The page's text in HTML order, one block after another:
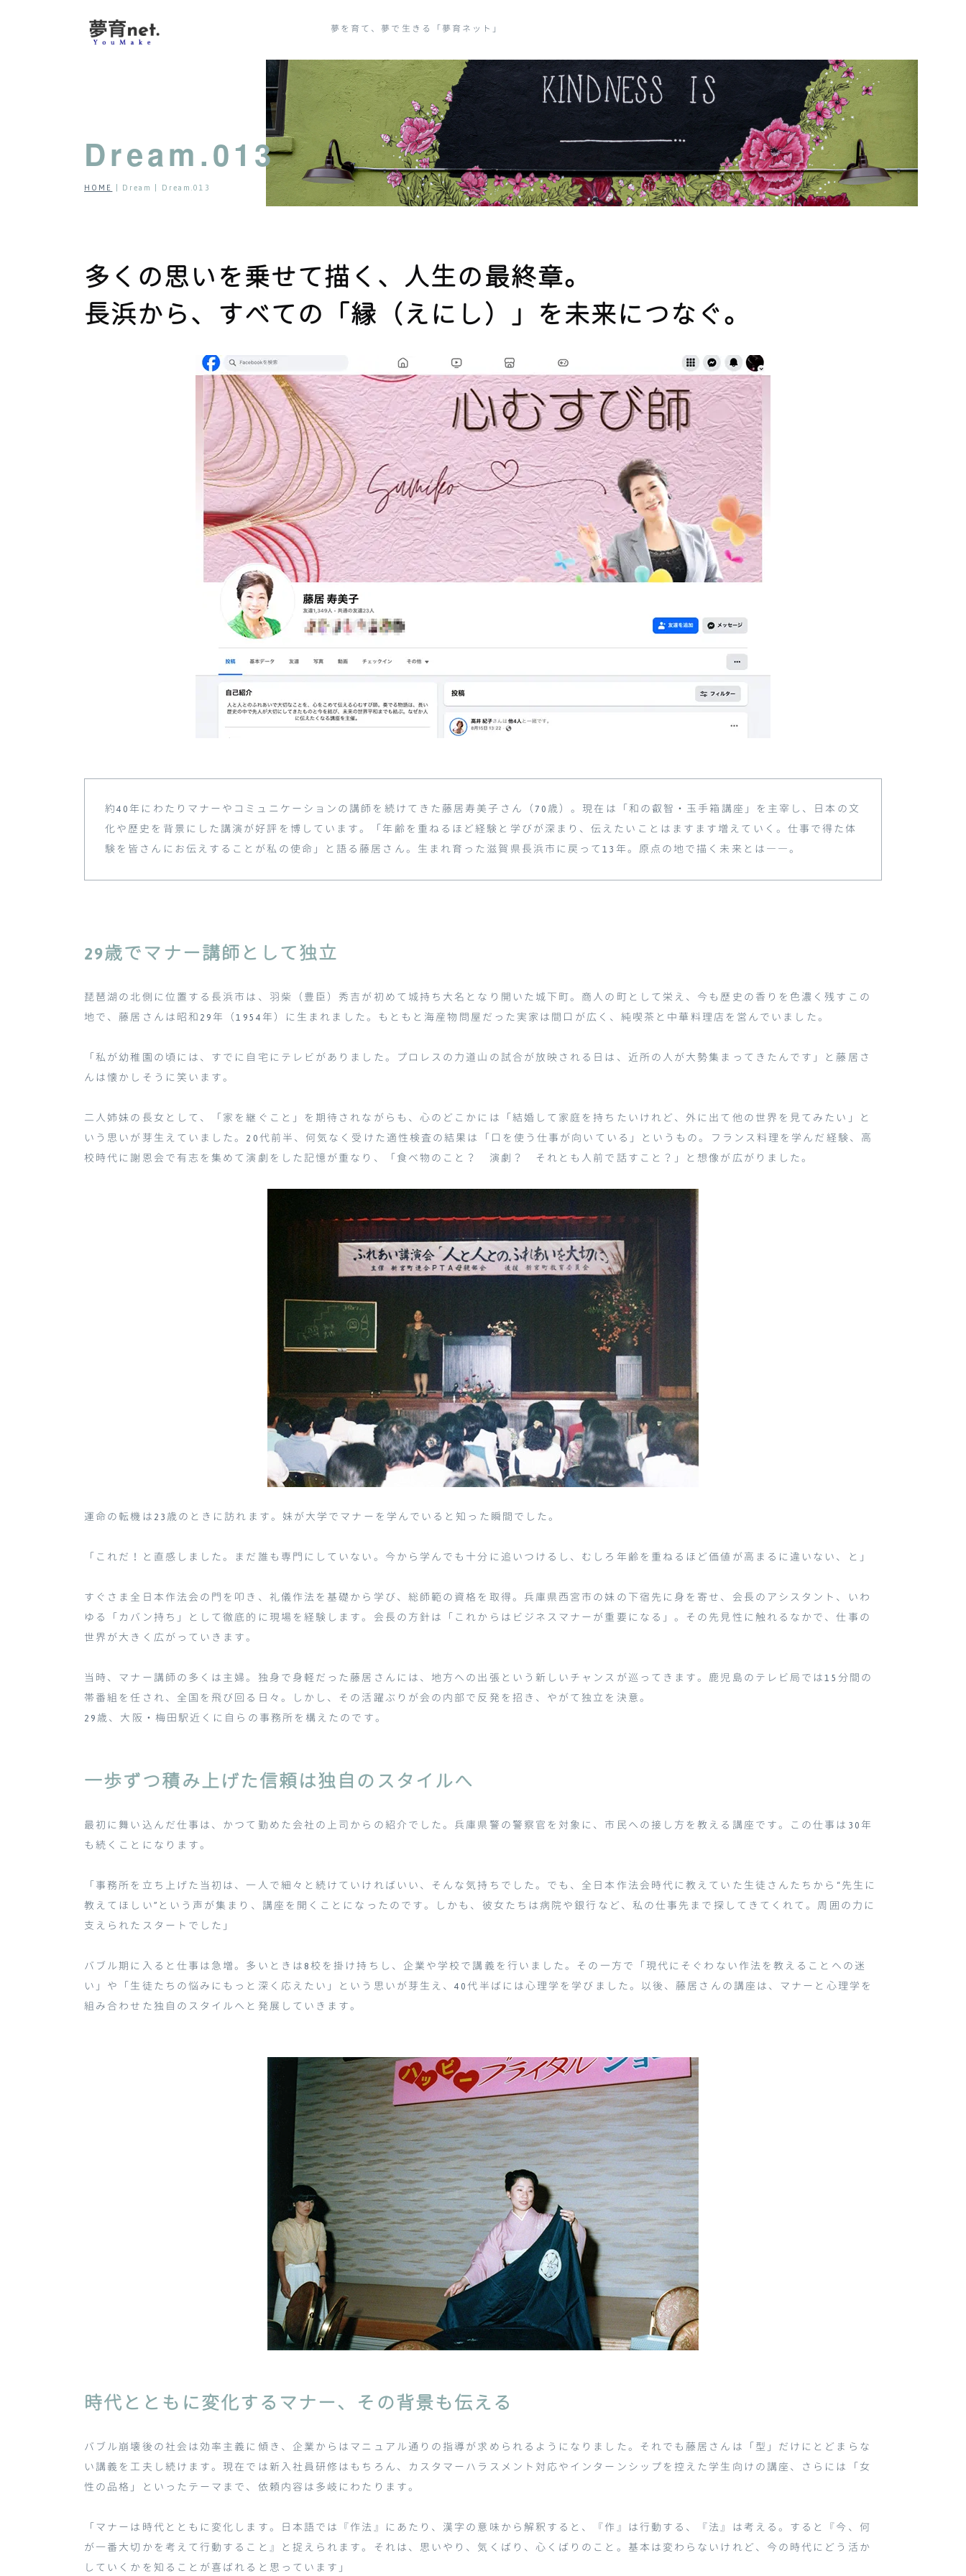
夢を育て、夢で生きる「夢育ネット」
Dream.013
HOME | Dream | Dream.013
多くの思いを乗せて描く、人生の最終章。
長浜から、すべての「縁（えにし）」を未来につなぐ。
約40年にわたりマナーやコミュニケーションの講師を続けてきた藤居寿美子さん（70歳）。現在は「和の叡智・玉手箱講座」を主宰し、日本の文
化や歴史を背景にした講演が好評を博しています。「年齢を重ねるほど経験と学びが深まり、伝えたいことはますます増えていく。仕事で得た体
験を皆さんにお伝えすることが私の使命」と語る藤居さん。生まれ育った滋賀県長浜市に戻って13 年。原点の地で描く未来とは――。
29歳でマナー講師として独立
琵琶湖の北側に位置する長浜市は、羽柴（豊臣）秀吉が初めて城持ち大名となり開いた城下町。商人の町として栄え、今も歴史の香りを色濃く残すこの
地で、藤居さんは昭和29年（1954年）に生まれました。もともと海産物問屋だった実家は間口が広く、純喫茶と中華料理店を営んでいました。
「私が幼稚園の頃には、すでに自宅にテレビがありました。プロレスの力道山の試合が放映される日は、近所の人が大勢集まってきたんです」と藤居さ
んは懐かしそうに笑います。
二人姉妹の長女として、「家を継ぐこと」を期待されながらも、心のどこかには「結婚して家庭を持ちたいけれど、外に出て他の世界を見てみたい」と
いう思いが芽生えていました。 20代前半、何気なく受けた適性検査の結果は「口を使う仕事が向いている」というもの。フランス料理を学んだ経験、高
校時代に謝恩会で有志を集めて演劇をした記憶が重なり、「食べ物のこと？ 演劇？ それとも人前で話すこと？」と想像が広がりました。
運命の転機は23歳のときに訪れます。妹が大学でマナーを学んでいると知った瞬間でした。
「これだ！と直感しました。まだ誰も専門にしていない。今から学んでも十分に追いつけるし、むしろ年齢を重ねるほど価値が高まるに違いない、と」
すぐさま全日本作法会の門を叩き、礼儀作法を基礎から学び、総師範の資格を取得。兵庫県西宮市の妹の下宿先に身を寄せ、会長のアシスタント、いわ
ゆる「カバン持ち」として徹底的に現場を経験します。会長の方針は「これからはビジネスマナーが重要になる」。その先見性に触れるなかで、仕事の
世界が大きく広がっていきます。
当時、マナー講師の多くは主婦。独身で身軽だった藤居さんには、地方への出張という新しいチャンスが巡ってきます。鹿児島のテレビ局では15 分間の
帯番組を任され、全国を飛び回る日々。しかし、その活躍ぶりが会の内部で反発を招き、やがて独立を決意。
29歳、大阪・梅田駅近くに自らの事務所を構えたのです。
一歩ずつ積み上げた信頼は独自のスタイルへ
最初に舞い込んだ仕事は、かつて勤めた会社の上司からの紹介でした。兵庫県警の警察官を対象に、市民への接し方を教える講座です。この仕事は 30年
も続くことになります。
「事務所を立ち上げた当初は、一人で細々と続けていければいい、そんな気持ちでした。でも、全日本作法会時代に教えていた生徒さんたちから “先生に
教えてほしい”という声が集まり、講座を開くことになったのです。しかも、彼女たちは病院や銀行など、私の仕事先まで探してきてくれて。周囲の力に
支えられたスタートでした」
バブル期に入ると仕事は急増。多いときは8校を掛け持ちし、企業や学校で講義を行いました。その一方で「現代にそぐわない作法を教えることへの迷
い」や「生徒たちの悩みにもっと深く応えたい」という思いが芽生え、40代半ばには心理学を学びました。以後、藤居さんの講座は、マナーと心理学を
組み合わせた独自のスタイルへと発展していきます。
時代とともに変化するマナー、その背景も伝える
バブル崩壊後の社会は効率主義に傾き、企業からはマニュアル通りの指導が求められるようになりました。それでも藤居さんは「型」だけにとどまらな
い講義を工夫し続けます。現在では新入社員研修はもちろん、カスタマーハラスメント対応やインターンシップを控えた学生向けの講座、さらには「女
性の品格」といったテーマまで、依頼内容は多岐にわたります。
「マナーは時代とともに変化します。日本語では『作法』にあたり、漢字の意味から解釈すると、『作』は行動する、『法』は考える。すると『今、何
が一番大切かを考えて行動すること』と捉えられます。それは、思いやり、気くばり、心くばりのこと。基本は変わらないけれど、今の時代にどう活か
していくかを知ることが喜ばれると思っています」